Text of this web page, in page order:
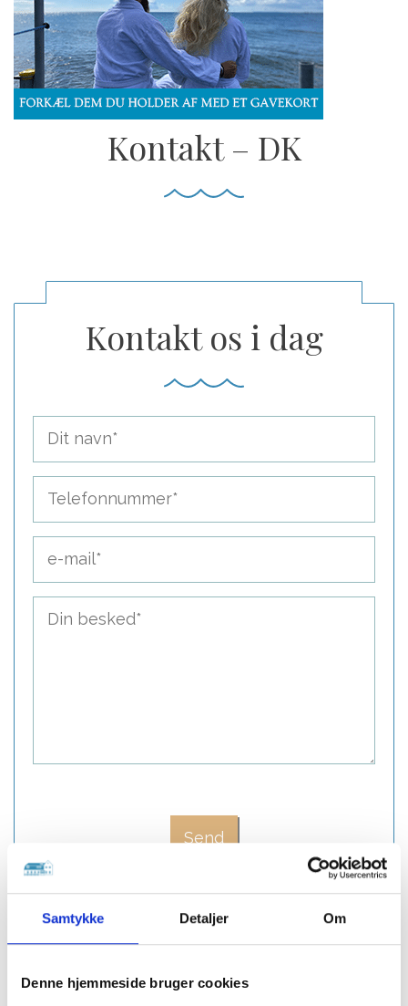
Samtykke Detaljer Om
Denne hjemmeside bruger cookies
Kontakt – DK
Kontakt os i dag